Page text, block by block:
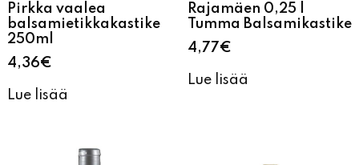
4,36€
Lue lisää
Lue lisää